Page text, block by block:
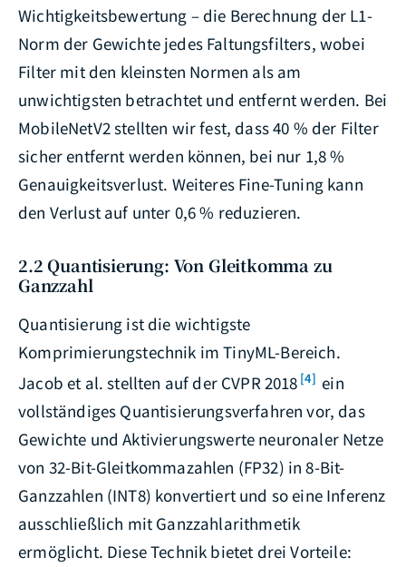
Wichtigkeitsbewertung – die Berechnung der L1-
Norm der Gewichte jedes Faltungsfilters, wobei
Filter mit den kleinsten Normen als am
unwichtigsten betrachtet und entfernt werden. Bei
MobileNetV2 stellten wir fest, dass 40 % der Filter
sicher entfernt werden können, bei nur 1,8 %
Genauigkeitsverlust. Weiteres Fine-Tuning kann
den Verlust auf unter 0,6 % reduzieren.
2.2 Quantisierung: Von Gleitkomma zu
Ganzzahl
Quantisierung ist die wichtigste
Komprimierungstechnik im TinyML-Bereich.
Jacob et al. stellten auf der CVPR 2018 [4] ein
vollständiges Quantisierungsverfahren vor, das
Gewichte und Aktivierungswerte neuronaler Netze
von 32-Bit-Gleitkommazahlen (FP32) in 8-Bit-
Ganzzahlen (INT8) konvertiert und so eine Inferenz
ausschließlich mit Ganzzahlarithmetik
ermöglicht. Diese Technik bietet drei Vorteile: